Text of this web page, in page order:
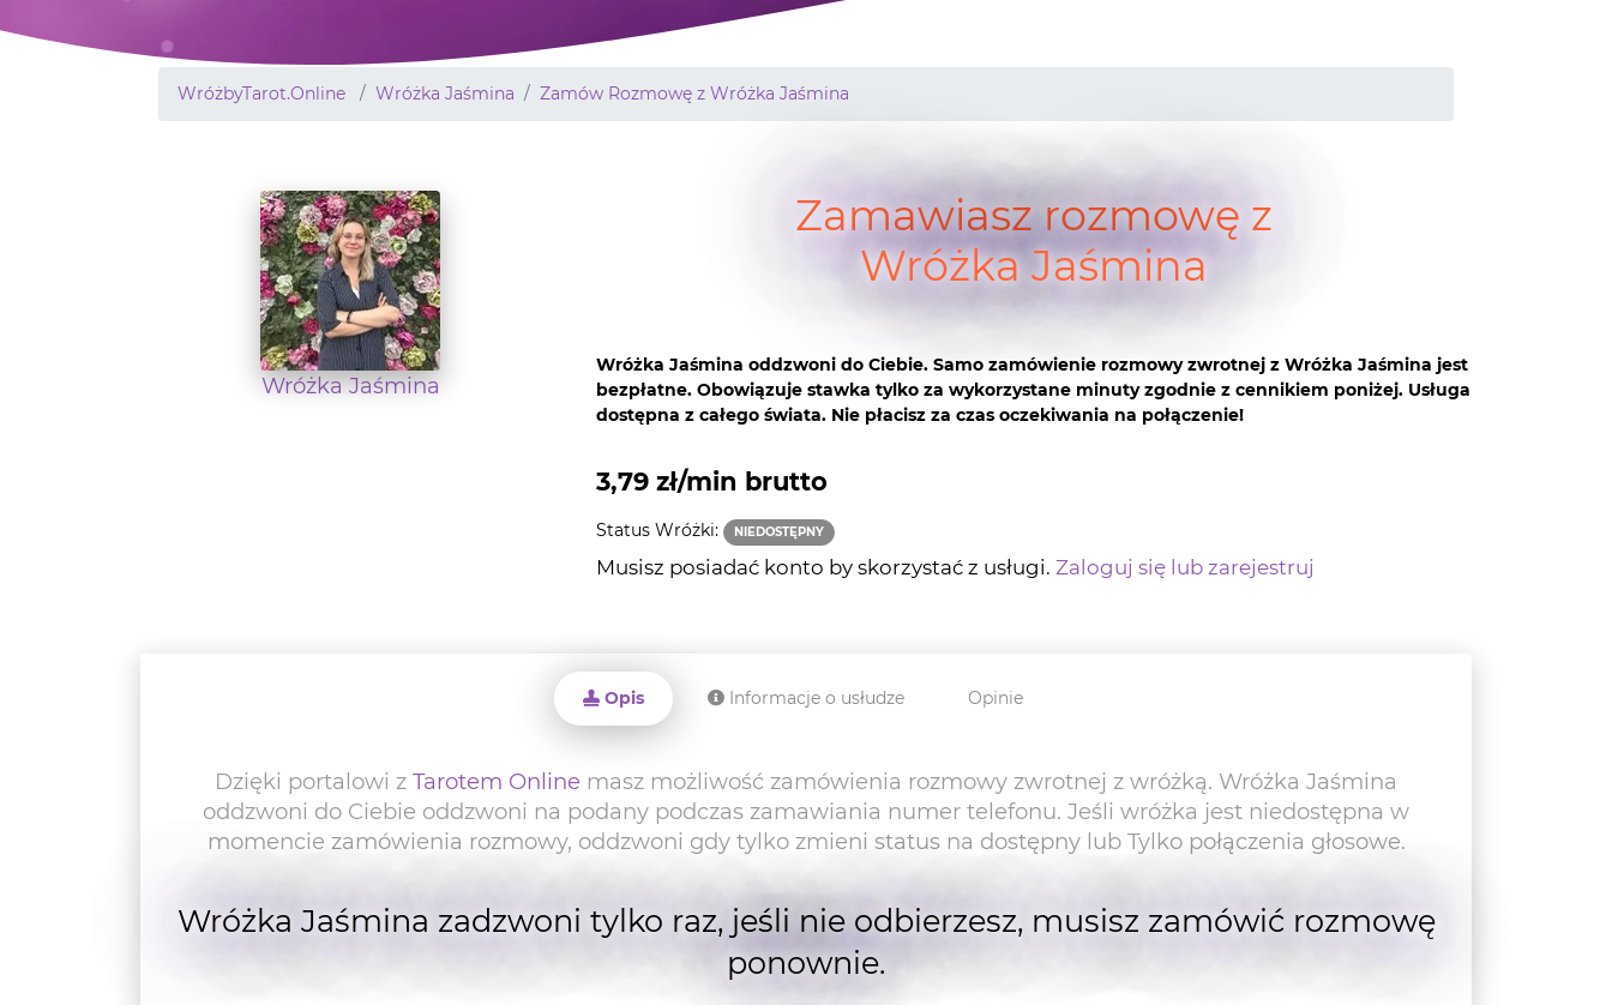
WróżbyTarot.Online Wróżka Jaśmina Zamów Rozmowę z Wróżka Jaśmina
Wróżka Jaśmina
Zamawiasz rozmowę z
Wróżka Jaśmina
Wróżka Jaśmina oddzwoni do Ciebie. Samo zamówienie rozmowy zwrotnej z Wróżka Jaśmina jest
bezpłatne. Obowiązuje stawka tylko za wykorzystane minuty zgodnie z cennikiem poniżej. Usługa
dostępna z całego świata. Nie płacisz za czas oczekiwania na połączenie!
3,79 zł/min brutto
Status Wróżki: NIEDOSTĘPNY
Musisz posiadać konto by skorzystać z usługi. Zaloguj się lub zarejestruj
Opis Informacje o usłudze Opinie
Dzięki portalowi z Tarotem Online masz możliwość zamówienia rozmowy zwrotnej z wróżką. Wróżka Jaśmina
oddzwoni do Ciebie oddzwoni na podany podczas zamawiania numer telefonu. Jeśli wróżka jest niedostępna w
momencie zamówienia rozmowy, oddzwoni gdy tylko zmieni status na dostępny lub Tylko połączenia głosowe.
Wróżka Jaśmina zadzwoni tylko raz, jeśli nie odbierzesz, musisz zamówić rozmowę
ponownie.